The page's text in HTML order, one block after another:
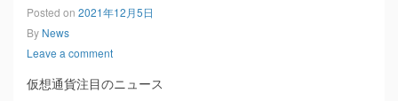
Posted on 2021年12月5日
By News
Leave a comment
仮想通貨注目のニュース